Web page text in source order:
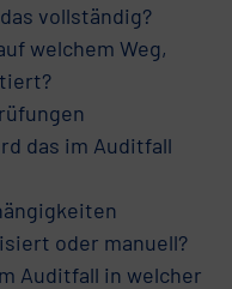
vollständig?
welchem Weg,
das im Auditfall
oder manuell?
Auditfall in welcher